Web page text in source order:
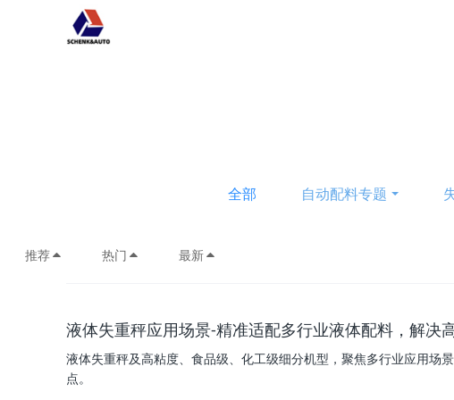
全部 自动配料专题
推荐 热门 最新
液体失重秤应用场景-精准适配多行业液体配料，解决
液体失重秤及高粘度、食品级、化工级细分机型，聚焦多行业应用场
点。